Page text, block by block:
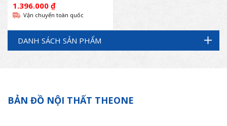
1.396.000 ₫
Vận chuyển toàn quốc
DANH SÁCH SẢN PHẨM
BẢN ĐỒ NỘI THẤT THEONE